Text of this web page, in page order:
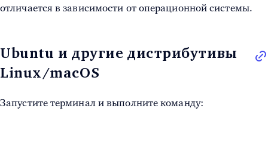
отличается в зависимости от операционной системы.
Ubuntu и другие дистрибутивы
Linux/macOS
Запустите терминал и выполните команду: